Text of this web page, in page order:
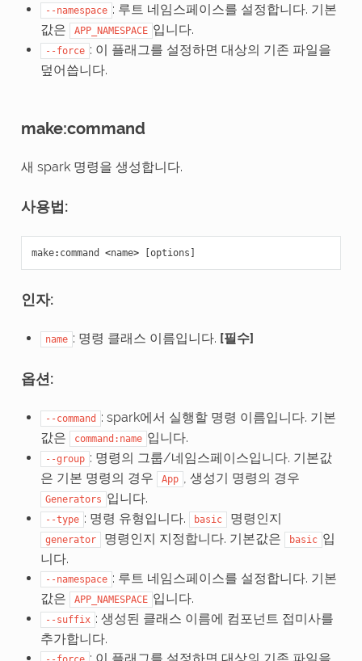
--namespace : 루트 네임스페이스를 설정합니다. 기본
값은
APP_NAMESPACE 입니다.
--force : 이 플래그를 설정하면 대상의 기존 파일을
덮어씁니다.
make:command
새 spark 명령을 생성합니다.
사용법:
make: command <name> [options ]
인자:
name : 명령 클래스 이름입니다. [필수]
옵션:
--command
: spark에서 실행할 명령 이름입니다. 기본
값은
command:name 입니다.
--group : 명령의 그룹/네임스페이스입니다. 기본값
은 기본 명령의 경우
App , 생성기 명령의 경우
Generators 입니다.
--type : 명령 유형입니다. basic 명령인지
generator 명령인지 지정합니다. 기본값은 basic 입
니다.
--namespace : 루트 네임스페이스를 설정합니다. 기본
값은
APP_NAMESPACE 입니다.
--suffix : 생성된 클래스 이름에 컴포넌트 접미사를
추가합니다.